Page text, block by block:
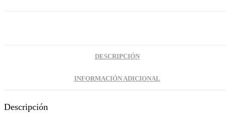
DESCRIPCIÓN
INFORMACIÓN ADICIONAL
Descripción